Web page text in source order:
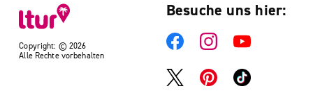
Copyright: © 2026
Alle Rechte vorbehalten
Besuche uns hier: